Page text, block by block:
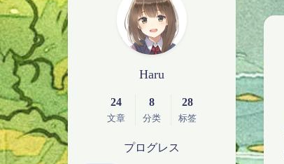
Haru
24
文章
8
分类
28
标签
プログレス